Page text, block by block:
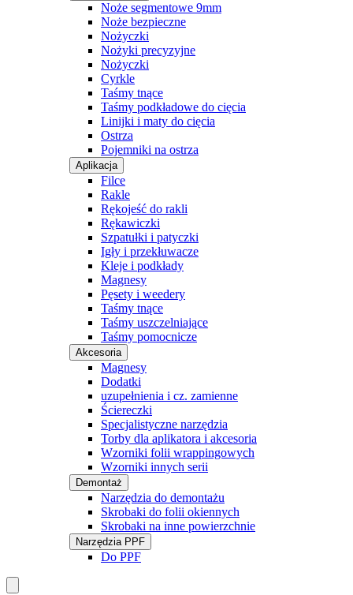
Noże segmentowe 9mm
Noże bezpieczne
Nożyczki
Nożyki precyzyjne
Nożyczki
Cyrkle
Taśmy tnące
Taśmy podkładowe do cięcia
Linijki i maty do cięcia
Ostrza
Pojemniki na ostrza
Aplikacja
Filce
Rakle
Rękojeść do rakli
Rękawiczki
Szpatułki i patyczki
Igły i przekłuwacze
Kleje i podkłady
Magnesy
Pęsety i weedery
Taśmy tnące
Taśmy uszczelniające
Taśmy pomocnicze
Akcesoria
Magnesy
Dodatki
uzupełnienia i cz. zamienne
Ściereczki
Specjalistyczne narzędzia
Torby dla aplikatora i akcesoria
Wzorniki folii wrappingowych
Wzorniki innych serii
Demontaż
Narzędzia do demontażu
Skrobaki do folii okiennych
Skrobaki na inne powierzchnie
Narzędzia PPF
Do PPF